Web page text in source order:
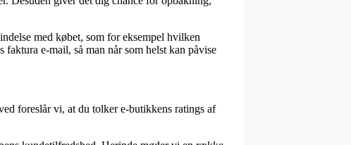
med købet, som for eksempel hvilken
faktura e-mail, så man når som helst kan påvise
foreslår vi, at du tolker e-butikkens ratings af